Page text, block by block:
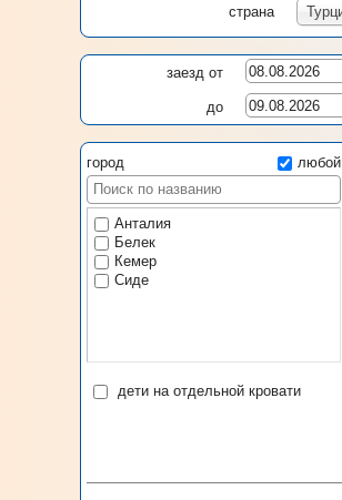
страна
заезд от
до
город любой
Анталия
Белек
Кемер
Сиде
дети на отдельной кровати